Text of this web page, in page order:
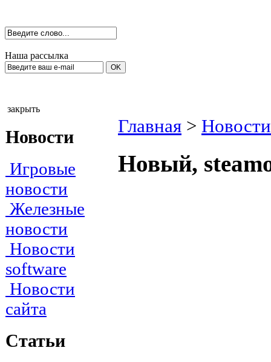
Наша рассылка
закрыть
Новости
Игровые
новости
Железные
новости
Новости
software
Новости
сайта
Статьи
Главная >
Новый,